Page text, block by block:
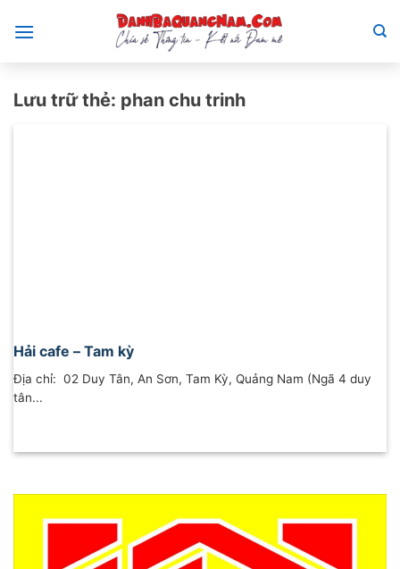
qua
Lưu trữ thẻ: phan chu trinh
Hải cafe – Tam kỳ
Địa chỉ: 02 Duy Tân, An Sơn, Tam Kỳ, Quảng Nam (Ngã 4 duy
tân...